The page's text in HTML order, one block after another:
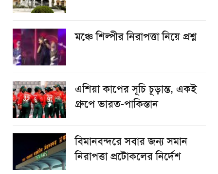
​মঞ্চে শিল্পীর নিরাপত্তা নিয়ে প্রশ্ন
এশিয়া কাপের সূচি চূড়ান্ত, একই
গ্রুপে ভারত-পাকিস্তান
বিমানবন্দরে সবার জন্য সমান
নিরাপত্তা প্রটোকলের নির্দেশ